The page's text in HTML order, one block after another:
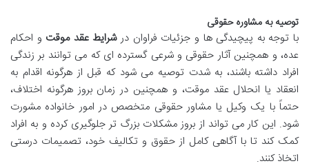
توصیه به مشاوره حقوقی
با توجه به پیچیدگی ها و جزئیات فراوان درشرایط عقد موقت و احکام
عده، و همچنین آثار حقوقی و شرعی گسترده ای که می توانند بر زندگی
افراد داشته باشند، به شدت توصیه می شود که قبل از هرگونه اقدام به
انعقاد یا انحلال عقد موقت، و همچنین در زمان بروز هرگونه اختلاف،
حتماً با یک وکیل یا مشاور حقوقی متخصص در امور خانواده مشورت
شود. این کار می تواند از بروز مشکلات بزرگ تر جلوگیری کرده و به افراد
کمک کند تا با آگاهی کامل از حقوق و تکالیف خود، تصمیمات درستی
اتخاذ کنند.